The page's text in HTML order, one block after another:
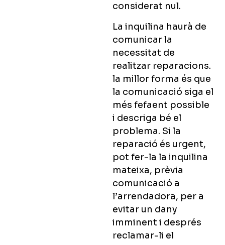
considerat nul.
La inquilina haurà de
comunicar la
necessitat de
realitzar reparacions.
la millor forma és que
la comunicació siga el
més fefaent possible
i descriga bé el
problema. Si la
reparació és urgent,
pot fer-la la inquilina
mateixa, prèvia
comunicació a
l’arrendadora, per a
evitar un dany
imminent i després
reclamar-li el